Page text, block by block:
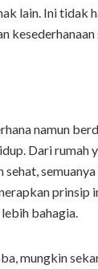
lain. Ini tidak
kesederhanaan
namun
Dari
prinsip
bahagia.
mungkin